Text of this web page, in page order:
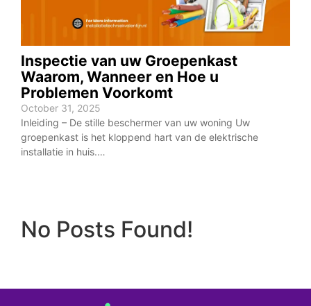
Inspectie van uw Groepenkast
Waarom, Wanneer en Hoe u
Problemen Voorkomt
October 31, 2025
Inleiding – De stille beschermer van uw woning Uw
groepenkast is het kloppend hart van de elektrische
installatie in huis.…
No Posts Found!